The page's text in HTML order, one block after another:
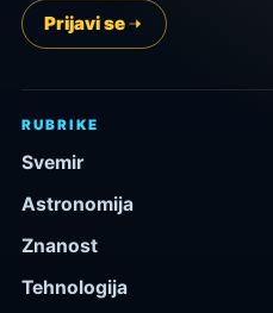
Prijavi se
RUBRIKE
Svemir
Astronomija
Znanost
Tehnologija